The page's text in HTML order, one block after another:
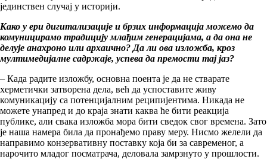
јединствен случај у историји.
Како у ери дигитализације и брзих информација можемо да
комуницирамо традицију млађим генерацијама, а да она не
делује анахроно или архаично? Да ли ова изложба, кроз
мултимедијалне садржаје, успева да премости тај јаз?
– Када радите изложбу, основна поента је да не стварате
херметички затворена дела, већ да успоставите живу
комуникацију са потенцијалним реципијентима. Никада не
можете унапред и до краја знати каква ће бити реакција
публике, али свака изложба мора бити сведок свог времена. Зато
је наша намера била да пронађемо праву меру. Нисмо желели да
направимо конзервативну поставку која би за савременог, а
нарочито младог посматрача, деловала замрзнуто у прошлости.